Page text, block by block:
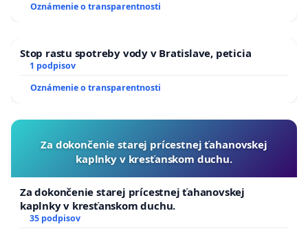
Oznámenie o transparentnosti
Stop rastu spotreby vody v Bratislave, peticia
1 podpisov
Oznámenie o transparentnosti
Za dokončenie starej prícestnej ťahanovskej
kaplnky v kresťanskom duchu.
Za dokončenie starej prícestnej ťahanovskej
kaplnky v kresťanskom duchu.
35 podpisov